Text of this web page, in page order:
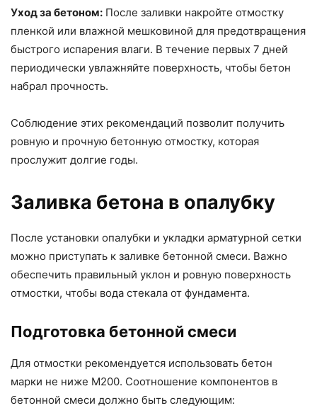
Уход за бетоном: После заливки накройте отмостку
пленкой или влажной мешковиной для предотвращения
быстрого испарения влаги. В течение первых 7 дней
периодически увлажняйте поверхность, чтобы бетон
набрал прочность.
Соблюдение этих рекомендаций позволит получить
ровную и прочную бетонную отмостку, которая
прослужит долгие годы.
Заливка бетона в опалубку
После установки опалубки и укладки арматурной сетки
можно приступать к заливке бетонной смеси. Важно
обеспечить правильный уклон и ровную поверхность
отмостки, чтобы вода стекала от фундамента.
Подготовка бетонной смеси
Для отмостки рекомендуется использовать бетон
марки не ниже М200. Соотношение компонентов в
бетонной смеси должно быть следующим: